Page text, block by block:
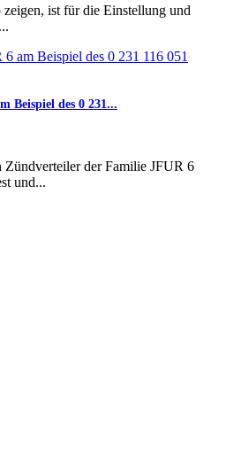
ist für die Einstellung und
Beispiel des 0 231...
Zündverteiler der Familie JFUR 6
und...